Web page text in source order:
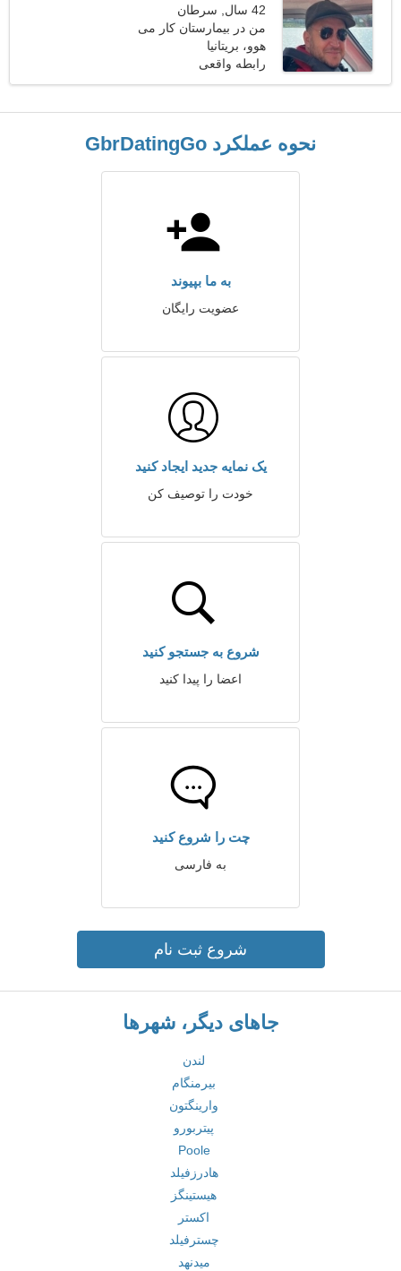
42 سال, سرطان
من در بیمارستان کار می
کنم، به یک زن جذاب نیاز
دارم
هوو، بریتانیا
رابطه واقعی
نحوه عملکرد GbrDatingGo
به ما بپیوند
عضویت رایگان
یک نمایه جدید ایجاد کنید
خودت را توصیف کن
شروع به جستجو کنید
اعضا را پیدا کنید
چت را شروع کنید
به فارسی
شروع ثبت نام
جاهای دیگر، شهرها
لندن
بیرمنگام
وارینگتون
پیتربورو
Poole
هادرزفیلد
هیستینگز
اکستر
چسترفیلد
میدنهد